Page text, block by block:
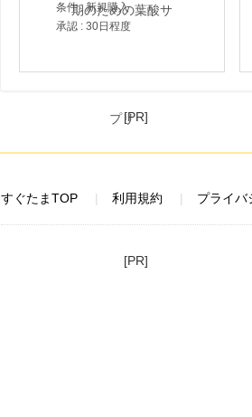
条件 : 新規購入
承認 : 30日程度
[PR]
すぐたまTOP 利用規約 プライバ
[PR]